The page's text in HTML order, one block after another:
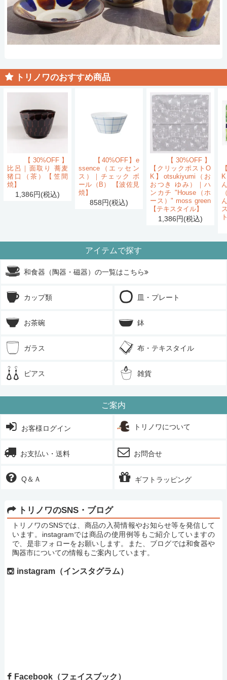
トリノワのおすすめ商品
【30%OFF】
比呂｜面取り 蕎麦
猪口（茶）【笠間
焼】
1,386円(税込)
【40%OFF】e
ssence（エッセン
ス）｜チェック ボ
ール（B） 【波佐見
焼】
858円(税込)
【30%OFF】
【クリックポストO
K】otsukiyumi（お
おつき ゆみ）｜ハ
ンカチ "House（ホ
ース）" moss green
【テキスタイル】
1,386円(税込)
アイテムで探す
和食器（陶器・磁器）の一覧はこちら
カップ類 皿・プレート
お茶碗 鉢
ガラス 布・テキスタイル
ピアス 雑貨
ご案内
お客様ログイン トリノワについて
お支払い・送料 お問合せ
Q＆Ａ ギフトラッピング
トリノワのSNS・ブログ
トリノワのSNSでは、商品の入荷情報やお知らせ等を発信して
います。instagramでは商品の使用例等もご紹介していますの
で、是非フォローをお願いします。また、ブログでは和食器や
陶器市についての情報もご案内しています。
instagram（インスタグラム）
Facebook（フェイスブック）